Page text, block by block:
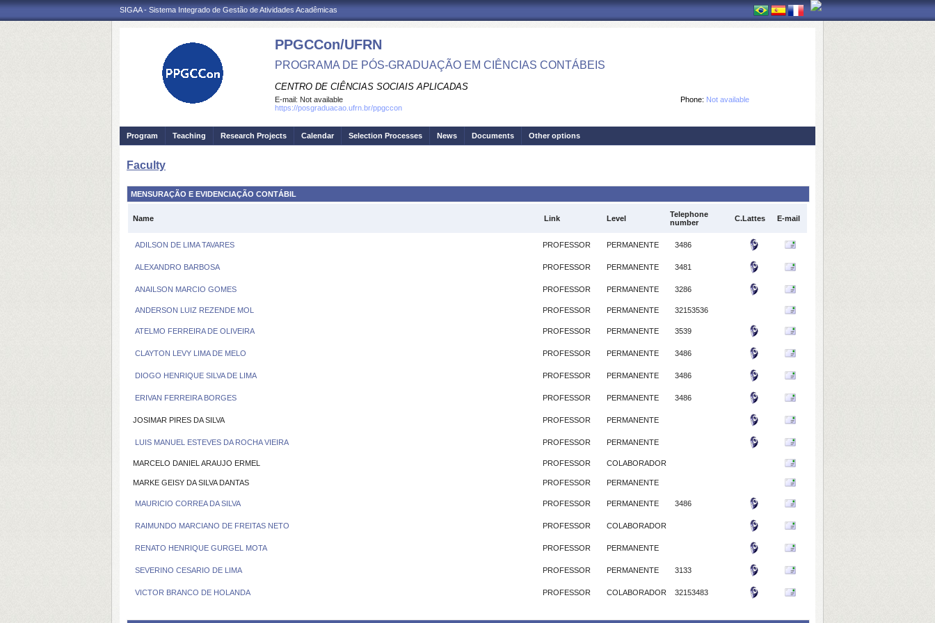
SIGAA - Sistema Integrado de Gestão de Atividades Acadêmicas
PPGCCon/UFRN
PROGRAMA DE PÓS-GRADUAÇÃO EM CIÊNCIAS CONTÁBEIS
CENTRO DE CIÊNCIAS SOCIAIS APLICADAS
Phone: Not available
E-mail: Not available
https://posgraduacao.ufrn.br/ppgccon
Program Teaching Research Projects Calendar Selection Processes News Documents Other options
Faculty
MENSURAÇÃO E EVIDENCIAÇÃO CONTÁBIL
Name Link Level
Telephone
number
C.Lattes E-mail
ADILSON DE LIMA TAVARES PROFESSOR PERMANENTE 3486
ALEXANDRO BARBOSA PROFESSOR PERMANENTE 3481
ANAILSON MARCIO GOMES PROFESSOR PERMANENTE 3286
ANDERSON LUIZ REZENDE MOL PROFESSOR PERMANENTE 32153536
ATELMO FERREIRA DE OLIVEIRA PROFESSOR PERMANENTE 3539
CLAYTON LEVY LIMA DE MELO PROFESSOR PERMANENTE 3486
DIOGO HENRIQUE SILVA DE LIMA PROFESSOR PERMANENTE 3486
ERIVAN FERREIRA BORGES PROFESSOR PERMANENTE 3486
JOSIMAR PIRES DA SILVA PROFESSOR PERMANENTE
LUIS MANUEL ESTEVES DA ROCHA VIEIRA PROFESSOR PERMANENTE
MARCELO DANIEL ARAUJO ERMEL PROFESSOR COLABORADOR
MARKE GEISY DA SILVA DANTAS PROFESSOR PERMANENTE
MAURICIO CORREA DA SILVA PROFESSOR PERMANENTE 3486
RAIMUNDO MARCIANO DE FREITAS NETO PROFESSOR COLABORADOR
RENATO HENRIQUE GURGEL MOTA PROFESSOR PERMANENTE
SEVERINO CESARIO DE LIMA PROFESSOR PERMANENTE 3133
VICTOR BRANCO DE HOLANDA PROFESSOR COLABORADOR 32153483